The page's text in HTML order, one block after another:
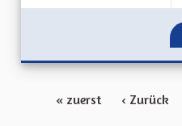
« zuerst ‹ Zurück